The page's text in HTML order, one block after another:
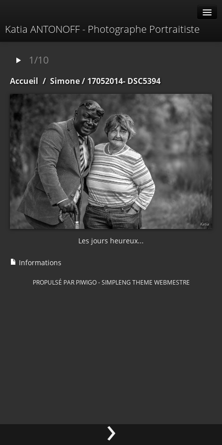
Katia ANTONOFF - Photographe Portraitiste
Contacter
1/10
Accueil / Simone/ 17052014- DSC5394
›
Les jours heureux...
Informations
PROPULSÉ PAR PIWIGO-SIMPLENG THEME WEBMESTRE